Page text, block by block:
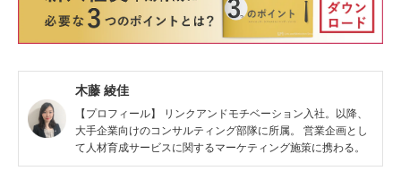
木藤 綾佳
【プロフィール】 リンクアンドモチベーション入社。以降、
大手企業向けのコンサルティング部隊に所属。 営業企画とし
て人材育成サービスに関するマーケティング施策に携わる。